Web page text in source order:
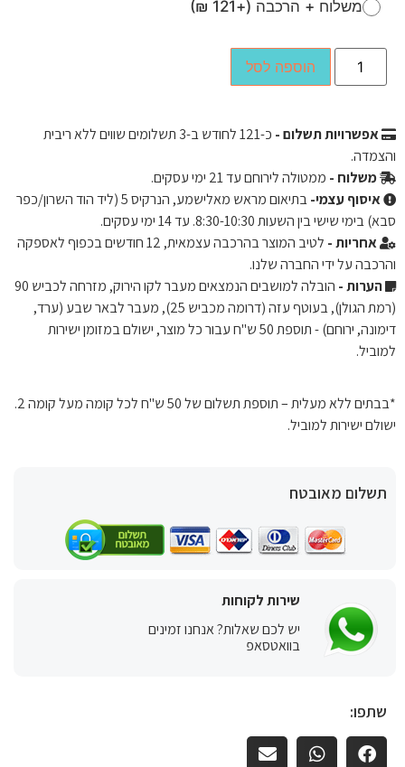
משלוח + הרכבה (+121 ₪)
הוספה לסל
אפשרויות תשלום - כ-121
לחודש ב-3 תשלומים שווים ללא ריבית
והצמדה.
משלוח - ממטולה לירוחם עד 21 ימי עסקים.
איסוף עצמי-
בתיאום מראש מאלישמע, הנרקיס 5 (ליד הוד השרון/כפר
סבא) בימי שישי בין השעות 8:30-10:30. עד 14 ימי עסקים.
אחריות -
לטיב המוצר בהרכבה עצמאית, 12 חודשים בכפוף לאספקה ​​
והרכבה על ידי החברה שלנו.
הערות -
הובלה למושבים הנמצאים מעבר לקו הירוק, מזרחה לכביש 90
(רמת הגולן), בעוטף עזה (דרומה מכביש 25), מעבר לבאר שבע (ערד,
דימונה, ירוחם) - תוספת 50 ש"ח עבור כל מוצר, ישולם במזומן ישירות
למוביל.
*בבתים ללא מעלית – תוספת תשלום של 50 ש"ח לכל קומה מעל קומה 2.
ישולם ישירות למוביל.
תשלום מאובטח
שירות לקוחות
יש לכם שאלות? אנחנו זמינים
בוואטסאפ
שתפו: